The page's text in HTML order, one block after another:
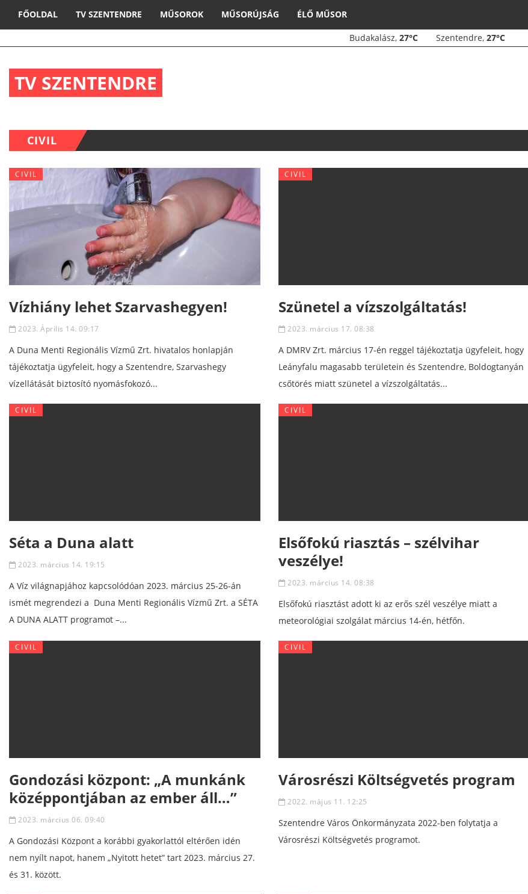
FŐOLDAL TV SZENTENDRE MŰSOROK MŰSORÚJSÁG ÉLŐ MŰSOR
Budakalász, 27°C Szentendre, 27°C
TV SZENTENDRE
CIVIL
CIVIL
Vízhiány lehet Szarvashegyen!
2023. Április 14. 09:17
A Duna Menti Regionális Vízmű Zrt. hivatalos honlapján
tájékoztatja ügyfeleit, hogy a Szentendre, Szarvashegy
vízellátását biztosító nyomásfokozó...
CIVIL
Szünetel a vízszolgáltatás!
2023. március 17. 08:38
A DMRV Zrt. március 17-én reggel tájékoztatja ügyfeleit, hogy
Leányfalu magasabb területein és Szentendre, Boldogtanyán
csőtörés miatt szünetel a vízszolgáltatás...
CIVIL
Séta a Duna alatt
2023. március 14. 19:15
A Víz világnapjához kapcsolódóan 2023. március 25-26-án
ismét megrendezi a Duna Menti Regionális Vízmű Zrt. a SÉTA
A DUNA ALATT programot –...
CIVIL
Elsőfokú riasztás – szélvihar
veszélye!
2023. március 14. 08:38
Elsőfokú riasztást adott ki az erős szél veszélye miatt a
meteorológiai szolgálat március 14-én, hétfőn.
CIVIL
Gondozási központ: „A munkánk
középpontjában az ember áll…”
2023. március 06. 09:40
A Gondozási Központ a korábbi gyakorlattól eltérően idén
nem nyílt napot, hanem „Nyitott hetet” tart 2023. március 27.
és 31. között.
CIVIL
Városrészi Költségvetés program
2022. május 11. 12:25
Szentendre Város Önkormányzata 2022-ben folytatja a
Városrészi Költségvetés programot.